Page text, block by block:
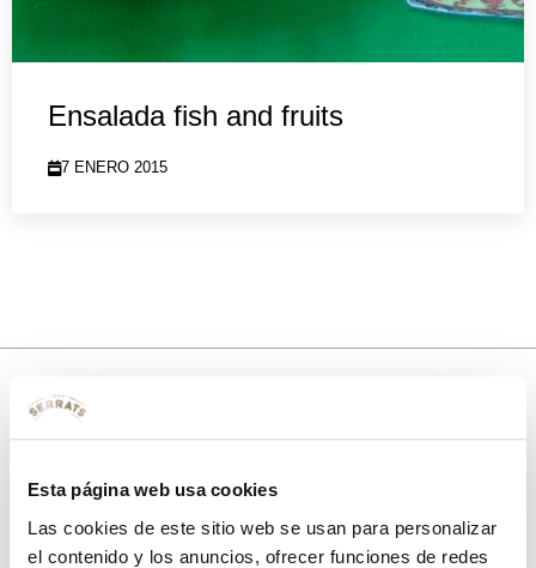
Esta página web usa cookies
Las cookies de este sitio web se usan para personalizar
el contenido y los anuncios, ofrecer funciones de redes
Ensalada fish and fruits
7 ENERO 2015
10% de descuento
con tu primera compra.